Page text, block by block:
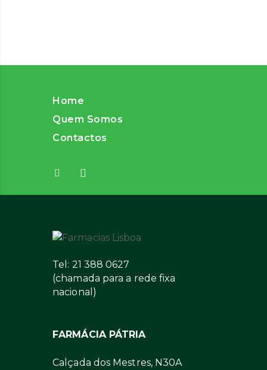
Home
Quem Somos
Contactos
Tel: 21 388 0627
(chamada para a rede fixa
nacional)
FARMÁCIA PÁTRIA
Calçada dos Mestres, N30A